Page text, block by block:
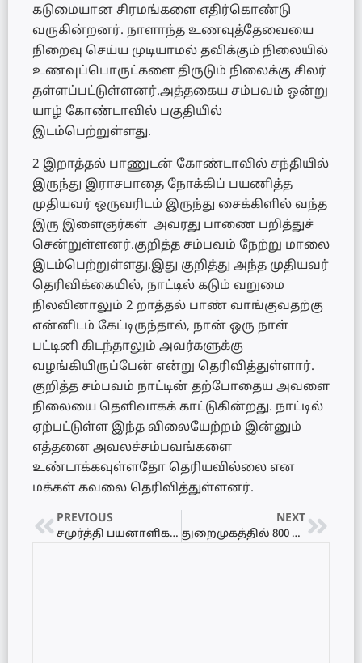
கடுமையான சிரமங்களை எதிர்கொண்டு
வருகின்றனர். நாளாந்த உணவுத்தேவையை
நிறைவு செய்ய முடியாமல் தவிக்கும் நிலையில்
உணவுப்பொருட்களை திருடும் நிலைக்கு சிலர்
தள்ளப்பட்டுள்ளனர்.அத்தகைய சம்பவம் ஒன்று
யாழ் கோண்டாவில் பகுதியில்
இடம்பெற்றுள்ளது.
2 இறாத்தல் பாணுடன் கோண்டாவில் சந்தியில்
இருந்து இராசபாதை நோக்கிப் பயணித்த
முதியவர் ஒருவரிடம் இருந்து சைக்கிளில் வந்த
இரு இளைஞர்கள் அவரது பாணை பறித்துச்
சென்றுள்ளனர்.குறித்த சம்பவம் நேற்று மாலை
இடம்பெற்றுள்ளது.இது குறித்து அந்த முதியவர்
தெரிவிக்கையில், நாட்டில் கடும் வறுமை
நிலவினாலும் 2 றாத்தல் பாண் வாங்குவதற்கு
என்னிடம் கேட்டிருந்தால், நான் ஒரு நாள்
பட்டினி கிடந்தாலும் அவர்களுக்கு
வழங்கியிருப்பேன் என்று தெரிவித்துள்ளார்.
குறித்த சம்பவம் நாட்டின் தற்போதைய அவளை
நிலையை தெளிவாகக் காட்டுகின்றது. நாட்டில்
ஏற்பட்டுள்ள இந்த விலையேற்றம் இன்னும்
எத்தனை அவலச்சம்பவங்களை
உண்டாக்கவுள்ளதோ தெரியவில்லை என
மக்கள் கவலை தெரிவித்துள்ளனர்.
PREVIOUS
சமுர்த்தி பயனாளிகளுக்கு மகிழ்ச்சியான செய்தி
NEXT
துறைமுகத்தில் 800 கொள்கலன்கள் குவிப்பு